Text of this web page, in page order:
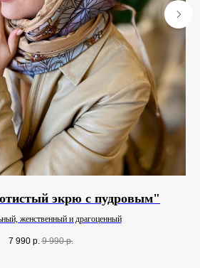
экрю с пудровым"
женственный и драгоценный
7 990 р. 9 990 р.